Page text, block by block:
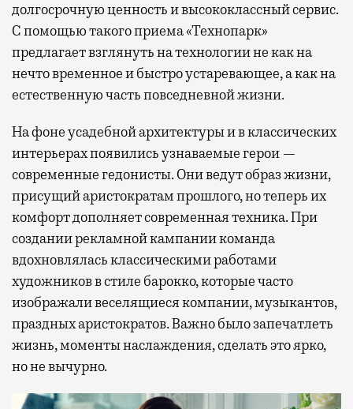
долгосрочную ценность и высококлассный сервис.
С помощью такого приема «Технопарк»
предлагает взглянуть на технологии не как на
нечто временное и быстро устаревающее, а как на
естественную часть повседневной жизни.
На фоне усадебной архитектуры и в классических
интерьерах появились узнаваемые герои —
современные гедонисты. Они ведут образ жизни,
присущий аристократам прошлого, но теперь их
комфорт дополняет современная техника. При
создании рекламной кампании команда
вдохновлялась классическими работами
художников в стиле барокко, которые часто
изображали веселящиеся компании, музыкантов,
праздных аристократов. Важно было запечатлеть
жизнь, моменты наслаждения, сделать это ярко,
но не вычурно.